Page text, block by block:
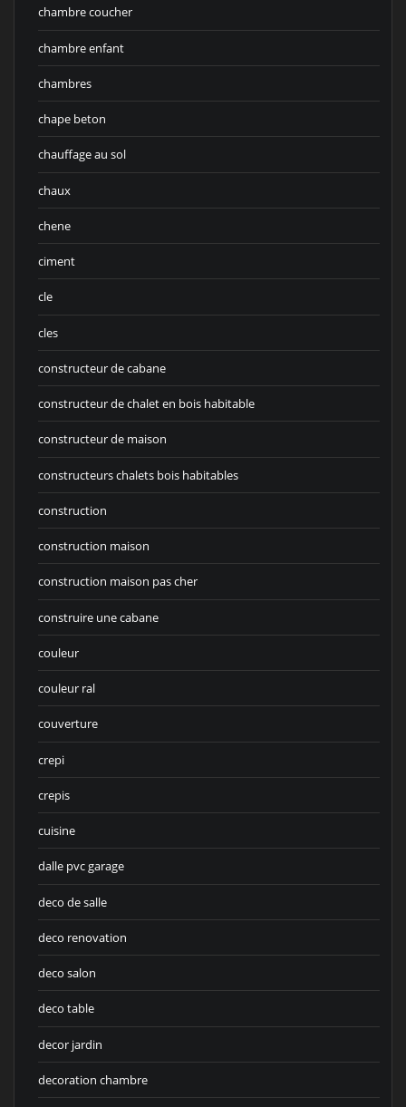
chambre coucher
chambre enfant
chambres
chape beton
chauffage au sol
chaux
chene
ciment
cle
cles
constructeur de cabane
constructeur de chalet en bois habitable
constructeur de maison
constructeurs chalets bois habitables
construction
construction maison
construction maison pas cher
construire une cabane
couleur
couleur ral
couverture
crepi
crepis
cuisine
dalle pvc garage
deco de salle
deco renovation
deco salon
deco table
decor jardin
decoration chambre